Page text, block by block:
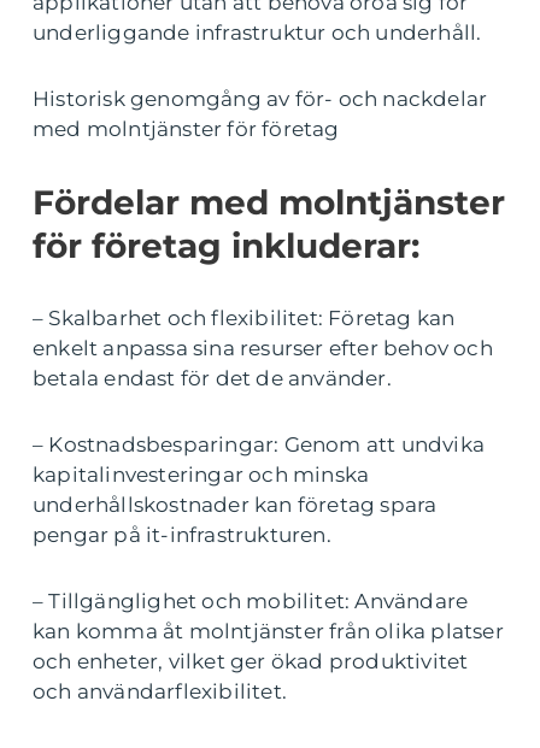
underliggande infrastruktur och underhåll.
Historisk genomgång av för- och nackdelar
med molntjänster för företag
Fördelar med molntjänster
för företag inkluderar:
– Skalbarhet och flexibilitet: Företag kan
enkelt anpassa sina resurser efter behov och
betala endast för det de använder.
– Kostnadsbesparingar: Genom att undvika
kapitalinvesteringar och minska
underhållskostnader kan företag spara
pengar på it-infrastrukturen.
– Tillgänglighet och mobilitet: Användare
kan komma åt molntjänster från olika platser
och enheter, vilket ger ökad produktivitet
och användarflexibilitet.